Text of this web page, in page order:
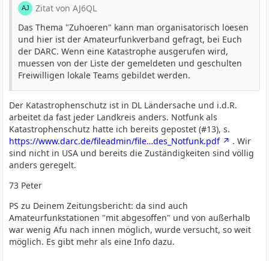
Zitat von AJ6QL
Das Thema "Zuhoeren" kann man organisatorisch loesen
und hier ist der Amateurfunkverband gefragt, bei Euch
der DARC. Wenn eine Katastrophe ausgerufen wird,
muessen von der Liste der gemeldeten und geschulten
Freiwilligen lokale Teams gebildet werden.
Der Katastrophenschutz ist in DL Ländersache und i.d.R.
arbeitet da fast jeder Landkreis anders. Notfunk als
Katastrophenschutz hatte ich bereits gepostet (#13), s.
https://www.darc.de/fileadmin/file…des_Notfunk.pdf
. Wir
sind nicht in USA und bereits die Zuständigkeiten sind völlig
anders geregelt.
73 Peter
PS zu Deinem Zeitungsbericht: da sind auch
Amateurfunkstationen "mit abgesoffen" und von außerhalb
war wenig Afu nach innen möglich, wurde versucht, so weit
möglich. Es gibt mehr als eine Info dazu.